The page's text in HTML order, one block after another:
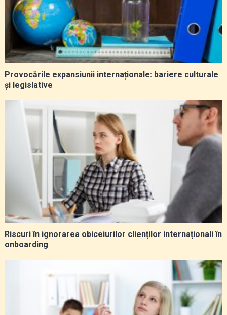
Provocările expansiunii internaționale: bariere culturale
și legislative
Riscuri în ignorarea obiceiurilor clienților internaționali în
onboarding